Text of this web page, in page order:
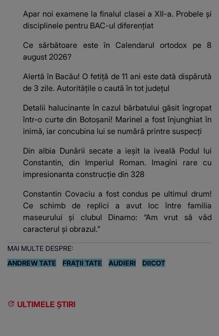
Apar noi examene la finalul clasei a XII-a. Probele și
disciplinele pentru BAC-ul diferențiat
Ce sărbătoare este în Calendarul ortodox pe 8
august 2026?
Alertă în Bacău! O fetiță de 11 ani este dată dispărută
de 3 zile. Autoritățile o caută în tot județul
Detalii halucinante în cazul bărbatului găsit îngropat
într-o curte din Botoșani! Marinel a fost înjunghiat în
inimă, iar concubina lui se numără printre suspecți
Din albia Dunării secate a ieșit la iveală Podul lui
Constantin, din Imperiul Roman. Imagini rare cu
impresionanta construcție din 328
Constantin Covaciu a fost condus pe ultimul drum!
Ce schimb de replici a avut loc între familia
maseurului și clubul Dinamo: “Am vrut să văd
caracterul și obrazul.”
MAI MULTE DESPRE:
ANDREW TATE
FRAȚII TATE AUDIERI DIICOT
ULTIMELE ȘTIRI